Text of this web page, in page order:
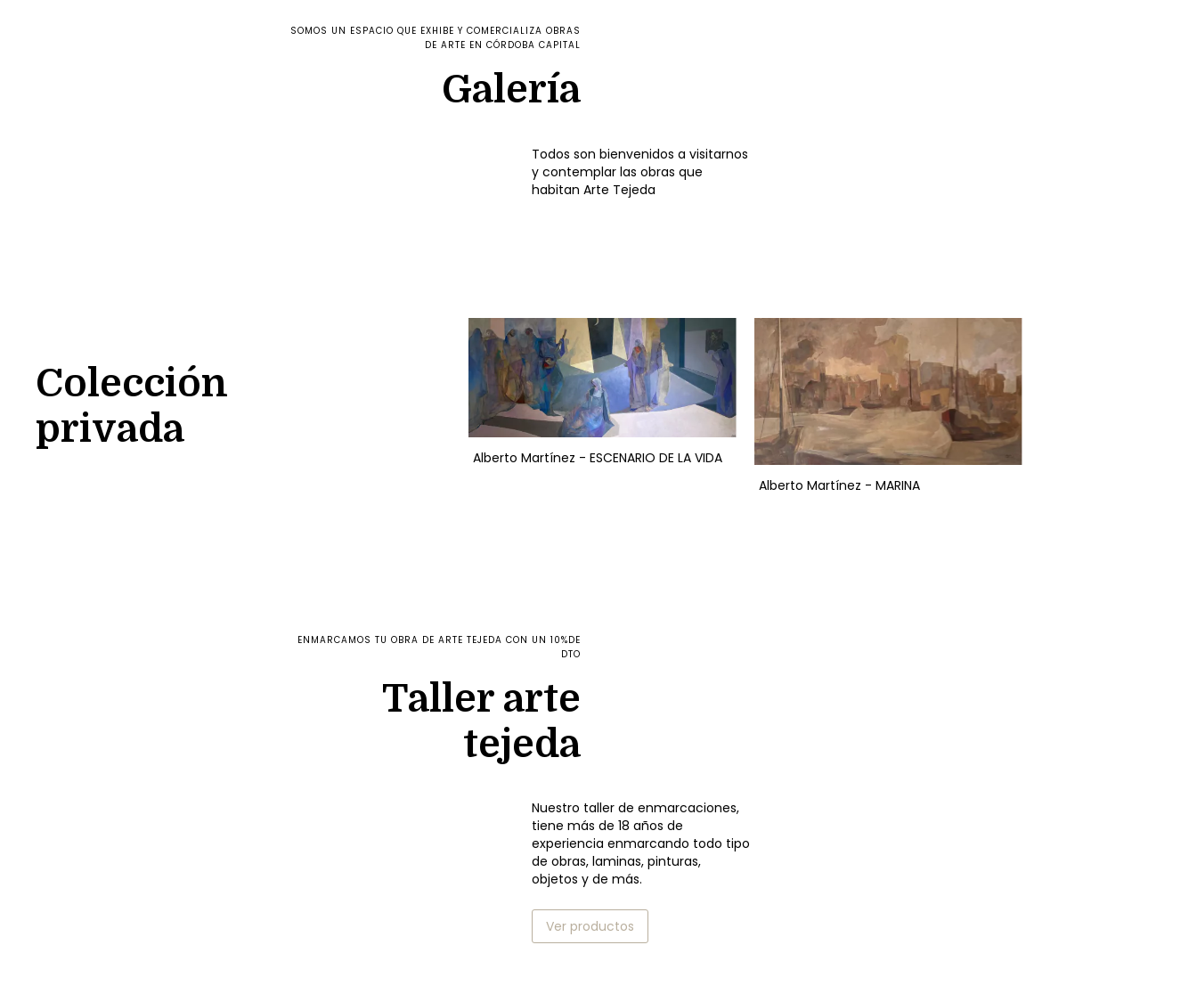
SOMOS UN ESPACIO QUE EXHIBE Y COMERCIALIZA OBRAS
DE ARTE EN CÓRDOBA CAPITAL
Galería
Todos son bienvenidos a visitarnos
y contemplar las obras que
habitan Arte Tejeda
Colección
privada
Alberto Martínez - ESCENARIO DE LA VIDA
Alberto Martínez - MARINA
ENMARCAMOS TU OBRA DE ARTE TEJEDA CON UN 10%DE
DTO
Taller arte
tejeda
Nuestro taller de enmarcaciones,
tiene más de 18 años de
experiencia enmarcando todo tipo
de obras, laminas, pinturas,
objetos y de más.
Ver productos